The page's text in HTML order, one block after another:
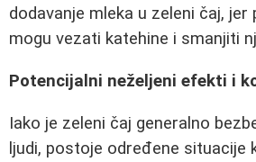
dodavanje mleka u zeleni čaj,
mogu vezati katehine i smanjiti
Potencijalni neželjeni efekti i
Iako je zeleni čaj generalno
ljudi, postoje određene situacije